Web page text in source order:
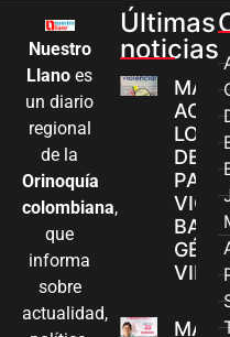
Nuestro
Llano es
un diario
regional
de la
Orinoquía
colombiana,
que
informa
sobre
actualidad,
Últimas
noticias
MÁS
LOS
DE
PARA